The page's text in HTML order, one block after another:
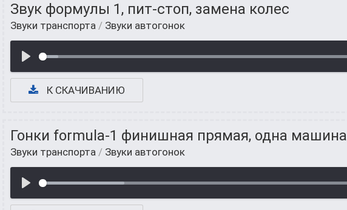
Звук формулы 1, пит-стоп, замена колес
Звуки транспорта / Звуки автогонок
К СКАЧИВАНИЮ
Гонки formula-1 финишная прямая, одна машина
Звуки транспорта / Звуки автогонок